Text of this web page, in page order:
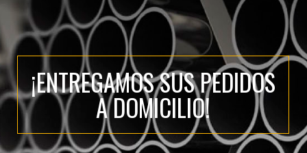
¡ENTREGAMOS SUS PEDIDOS
A DOMICILIO!